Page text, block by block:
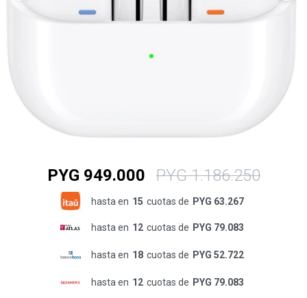
PYG 949.000 PYG 1.186.250
hasta en 15 cuotas de PYG 63.267
hasta en 12 cuotas de PYG 79.083
hasta en 18 cuotas de PYG 52.722
hasta en 12 cuotas de PYG 79.083